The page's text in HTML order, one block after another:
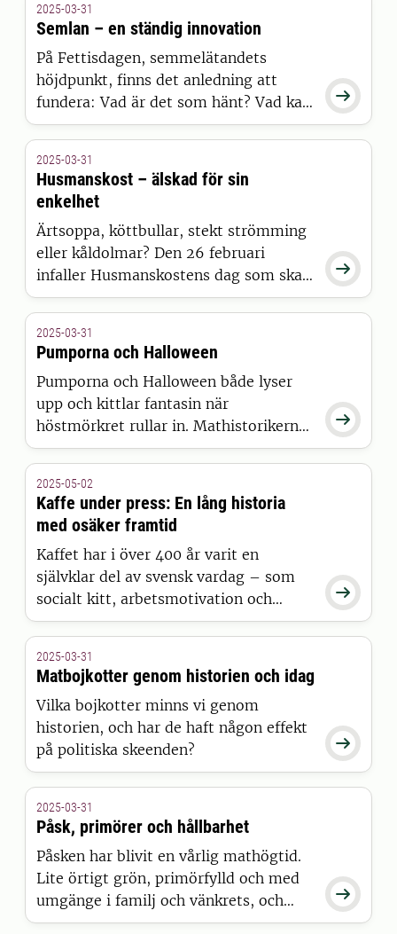

2025-03-31
Semlan – en ständig innovation
På Fettisdagen, semmelätandets
höjdpunkt, finns det anledning att
fundera: Vad är det som hänt? Vad kan
vi vänta oss till nästa års
semmelsäsong? Hur och varför uppstår
matinnovationer? Måltidsforskaren
Richard Tellström bjuder på en
historisk exposé över semlan och dess
utveckling.

2025-03-31
Husmanskost – älskad för sin
enkelhet
Ärtsoppa, köttbullar, stekt strömming
eller kåldolmar? Den 26 februari
infaller Husmanskostens dag som ska
uppmärksamma husmanskostens plats
i det svenska köket. Men vad är
egentligen husmanskost? Vår
måltidshistoriker Richard Tellström
berättar mer i den här krönikan.

2025-03-31
Pumporna och Halloween
Pumporna och Halloween både lyser
upp och kittlar fantasin när
höstmörkret rullar in. Mathistorikern
Richard Tellström kåserar här om den
ursvenska traditionen att ta in nya
högtider och det som har blivit
mångas favorithögtid.

2025-05-02
Kaffe under press: En lång historia
med osäker framtid
Kaffet har i över 400 år varit en
självklar del av svensk vardag – som
socialt kitt, arbetsmotivation och
kulturmarkör.

2025-03-31
Matbojkotter genom historien och idag
Vilka bojkotter minns vi genom
historien, och har de haft någon effekt
på politiska skeenden?

2025-03-31
Påsk, primörer och hållbarhet
Påsken har blivit en vårlig mathögtid.
Lite örtigt grön, primörfylld och med
umgänge i familj och vänkrets, och
kanske konstutflykter. Men i historien